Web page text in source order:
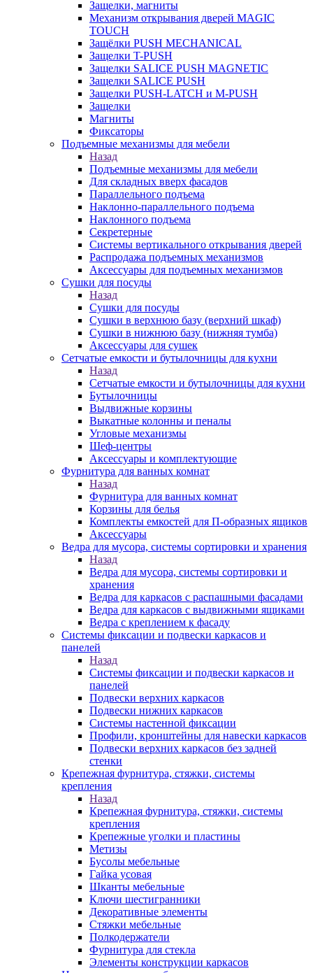
Защелки, магниты
Механизм открывания дверей MAGIC
TOUCH
Защёлки PUSH MECHANICAL
Защелки T-PUSH
Защелки SALICE PUSH MAGNETIC
Защелки SALICE PUSH
Защелки PUSH-LATCH и M-PUSH
Защелки
Магниты
Фиксаторы
Подъемные механизмы для мебели
Назад
Подъемные механизмы для мебели
Для складных вверх фасадов
Параллельного подъема
Наклонно-параллельного подъема
Наклонного подъема
Секретерные
Системы вертикального открывания дверей
Распродажа подъемных механизмов
Аксессуары для подъемных механизмов
Сушки для посуды
Назад
Сушки для посуды
Сушки в верхнюю базу (верхний шкаф)
Сушки в нижнюю базу (нижняя тумба)
Аксессуары для сушек
Сетчатые емкости и бутылочницы для кухни
Назад
Сетчатые емкости и бутылочницы для кухни
Бутылочницы
Выдвижные корзины
Выкатные колонны и пеналы
Угловые механизмы
Шеф-центры
Аксессуары и комплектующие
Фурнитура для ванных комнат
Назад
Фурнитура для ванных комнат
Корзины для белья
Комплекты емкостей для П-образных ящиков
Аксессуары
Ведра для мусора, системы сортировки и хранения
Назад
Ведра для мусора, системы сортировки и
хранения
Ведра для каркасов с распашными фасадами
Ведра для каркасов с выдвижными ящиками
Ведра с креплением к фасаду
Системы фиксации и подвески каркасов и
панелей
Назад
Системы фиксации и подвески каркасов и
панелей
Подвески верхних каркасов
Подвески нижних каркасов
Системы настенной фиксации
Профили, кронштейны для навески каркасов
Подвески верхних каркасов без задней
стенки
Крепежная фурнитура, стяжки, системы
крепления
Назад
Крепежная фурнитура, стяжки, системы
крепления
Крепежные уголки и пластины
Метизы
Бусолы мебельные
Гайка усовая
Шканты мебельные
Ключи шестигранники
Декоративные элементы
Стяжки мебельные
Полкодержатели
Фурнитура для стекла
Элементы конструкции каркасов